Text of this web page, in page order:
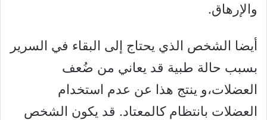
والإرهاق.
أيضا الشخص الذي يحتاج إلى البقاء في السرير
بسبب حالة طبية قد يعاني من ضُعف
العضلات،و ينتج هذا عن عدم استخدام
العضلات بانتظام كالمعتاد. قد يكون الشخص